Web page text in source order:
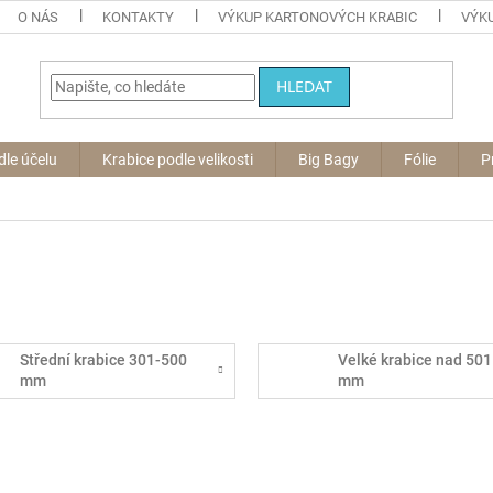
O NÁS KONTAKTY VÝKUP KARTONOVÝCH KRABIC
HLEDAT
účelu Krabice podle velikosti Big Bagy Fólie
Střední krabice 301-500
mm
Velké krabice nad 501
mm